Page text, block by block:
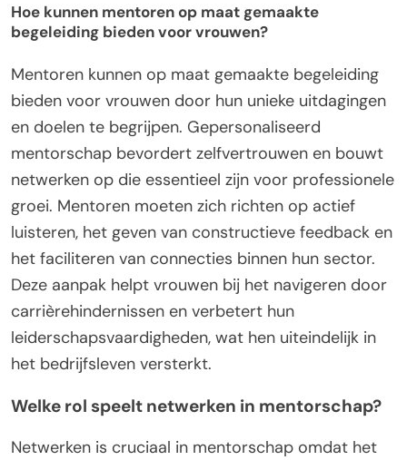
Hoe kunnen mentoren op maat gemaakte
begeleiding bieden voor vrouwen?
Mentoren kunnen op maat gemaakte begeleiding
bieden voor vrouwen door hun unieke uitdagingen
en doelen te begrijpen. Gepersonaliseerd
mentorschap bevordert zelfvertrouwen en bouwt
netwerken op die essentieel zijn voor professionele
groei. Mentoren moeten zich richten op actief
luisteren, het geven van constructieve feedback en
het faciliteren van connecties binnen hun sector.
Deze aanpak helpt vrouwen bij het navigeren door
carrièrehindernissen en verbetert hun
leiderschapsvaardigheden, wat hen uiteindelijk in
het bedrijfsleven versterkt.
Welke rol speelt netwerken in mentorschap?
Netwerken is cruciaal in mentorschap omdat het